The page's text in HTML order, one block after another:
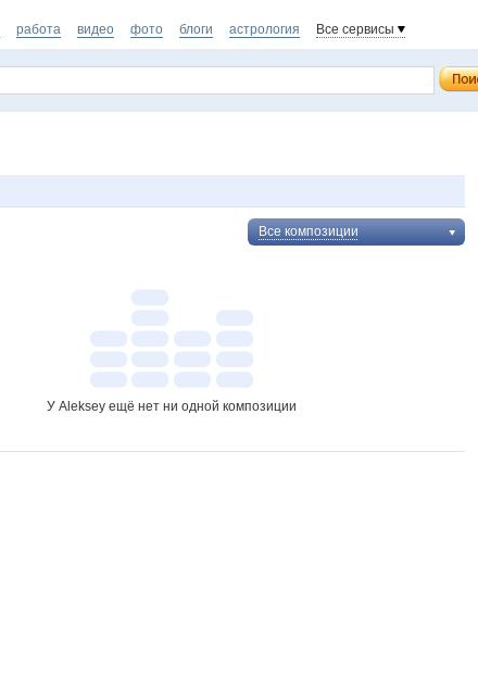
работа видео фото блоги астрология Все сервисы
Все композиции
У Aleksey ещё нет ни одной композиции